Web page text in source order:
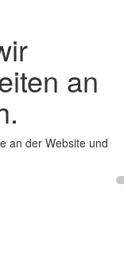
an
an der Website und